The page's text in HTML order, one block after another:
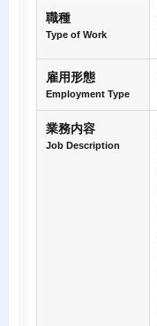
職種
Type of Work
雇用形態
Employment Type
業務内容
Job Description